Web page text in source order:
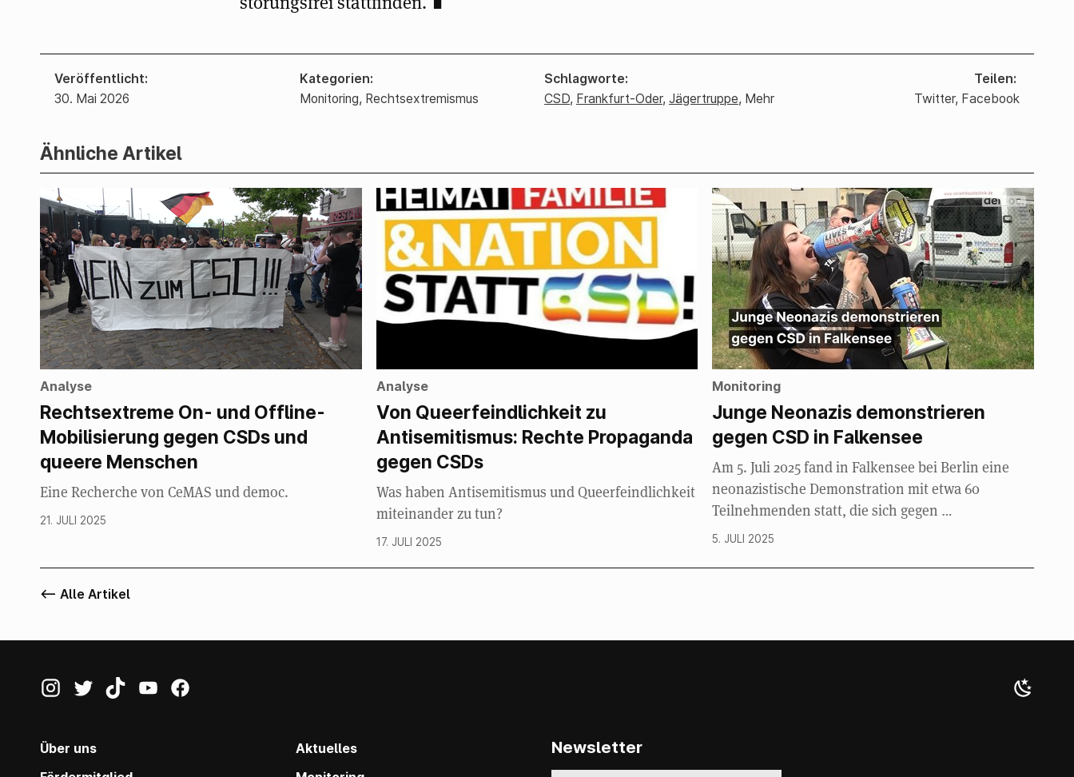
Veröffentlicht
30. Mai 2026
Kategorien
Monitoring, Rechtsextremismus
Schlagworte
CSD, Frankfurt-Oder, Jägertruppe, Mehr
Teilen
Twitter, Facebook
Ähnliche Artikel
Analyse
Rechtsextreme On- und Offline-
Mobilisierung gegen CSDs und
queere Menschen
Eine Recherche von CeMAS und democ.
21. JULI 2025
Analyse
Von Queerfeindlichkeit zu
Antisemitismus: Rechte Propaganda
gegen CSDs
Was haben Antisemitismus und Queerfeindlichkeit
miteinander zu tun?
17. JULI 2025
Monitoring
Junge Neonazis demonstrieren
gegen CSD in Falkensee
Am 5. Juli 2025 fand in Falkensee bei Berlin eine
neonazistische Demonstration mit etwa 60
Teilnehmenden statt, die sich gegen …
5. JULI 2025
<-- Alle Artikel
Über uns
Aktuelles
Newsletter